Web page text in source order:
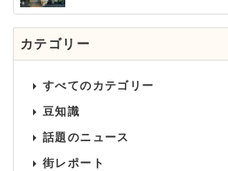
カテゴリー
すべてのカテゴリー
豆知識
話題のニュース
街レポート